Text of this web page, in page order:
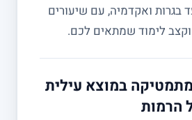
בגרות ואקדמיה, עם שיעורים
לימוד שמתאים לכם.
במוצא עילית
הרמות